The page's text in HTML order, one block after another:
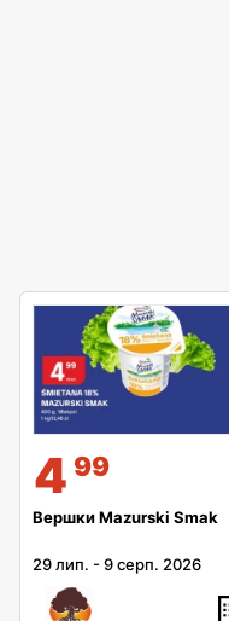
4 99
Вершки Mazurski Smak
29 лип. -9 серп. 2026